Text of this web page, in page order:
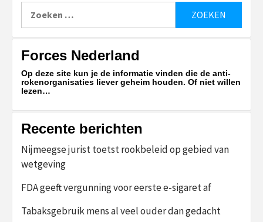
naar:
Forces Nederland
Op deze site kun je de informatie vinden die de anti-
rokenorganisaties liever geheim houden. Of niet willen
lezen…
Recente berichten
Nijmeegse jurist toetst rookbeleid op gebied van
wetgeving
FDA geeft vergunning voor eerste e-sigaret af
Tabaksgebruik mens al veel ouder dan gedacht